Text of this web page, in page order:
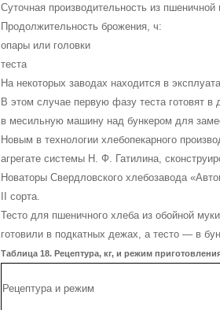
Суточная производительность из
Продолжительность брожения, ч:
опары или
теста
На некоторых заводах находится в
В этом случае первую фазу теста готовят
в месильную машину над бункером для
Новым в технологии хлебопекарного
агрегате системы Н. Ф. Гатилина,
Новаторы Свердловского хлебозавода
II сорта.
Тесто для пшеничного хлеба из обойной
готовили в подкатных дежах, а тесто — в
Таблица 18. Рецептура, кг, и режим
Рецептура и режим